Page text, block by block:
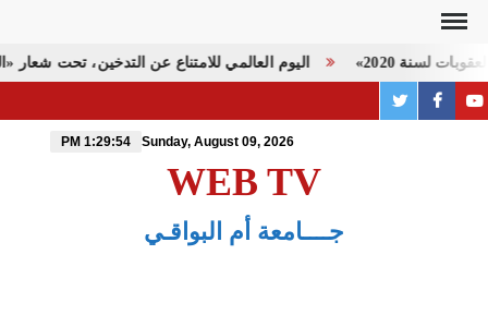
Skip
content
اليوم العالمي للامتناع عن التدخين، تحت شعار لسنة 2020»
youtube
PAGE
WEB TV
جــــامعة أم البواقـي
1:29:54 PM Sunday, August 09, 2026